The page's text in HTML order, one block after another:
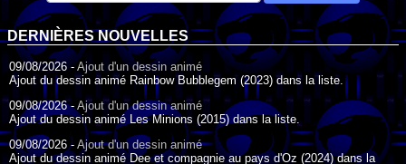
DERNIÈRES NOUVELLES
09/08/2026 -Ajout d'un dessin animé
Ajout du dessin animé Rainbow Bubblegem (2023) dans la liste.
09/08/2026 - Ajout d'un dessin animé
Ajout du dessin animé Les Minions (2015) dans la liste.
09/08/2026 - Ajout d'un dessin animé
Ajout du dessin animé Dee et compagnie au pays d'Oz (2024) dans la